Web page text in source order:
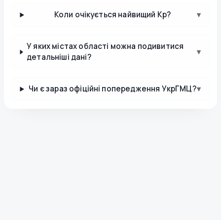
Коли очікується найвищий Kp? ▾
У яких містах області можна подивитися
детальніші дані?
▾
Чи є зараз офіційні попередження УкрГМЦ?▾